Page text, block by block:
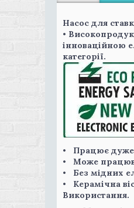
Насос для
•
інноваційною
категорії.
• Працює дуже
• Може
• Без мідних
• Керамічна
Використання.